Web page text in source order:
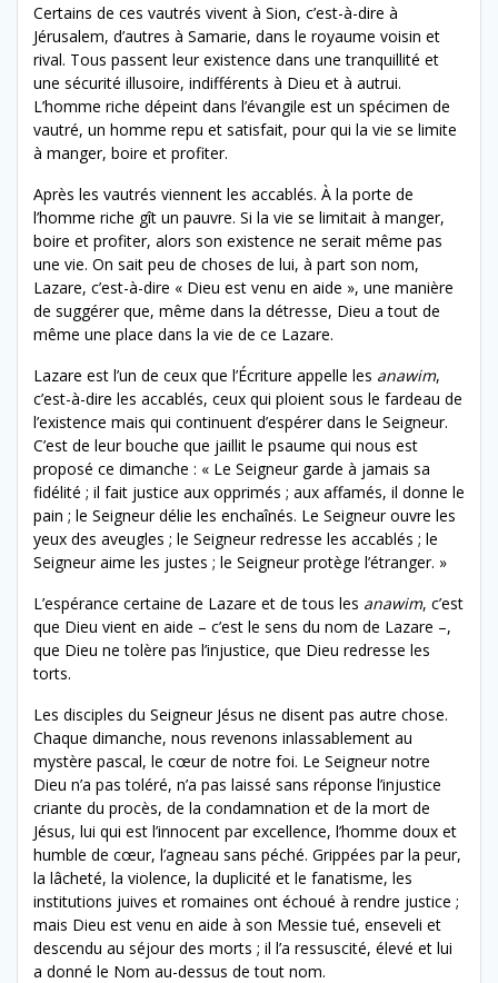
Certains de ces vautrés vivent à Sion, c’est-à-dire à
Jérusalem, d’autres à Samarie, dans le royaume voisin et
rival. Tous passent leur existence dans une tranquillité et
une sécurité illusoire, indifférents à Dieu et à autrui.
L’homme riche dépeint dans l’évangile est un spécimen de
vautré, un homme repu et satisfait, pour qui la vie se limite
à manger, boire et profiter.
Après les vautrés viennent les accablés. À la porte de
l’homme riche gît un pauvre. Si la vie se limitait à manger,
boire et profiter, alors son existence ne serait même pas
une vie. On sait peu de choses de lui, à part son nom,
Lazare, c’est-à-dire « Dieu est venu en aide », une manière
de suggérer que, même dans la détresse, Dieu a tout de
même une place dans la vie de ce Lazare.
Lazare est l’un de ceux que l’Écriture appelle les anawim,
c’est-à-dire les accablés, ceux qui ploient sous le fardeau de
l’existence mais qui continuent d’espérer dans le Seigneur.
C’est de leur bouche que jaillit le psaume qui nous est
proposé ce dimanche : « Le Seigneur garde à jamais sa
fidélité ; il fait justice aux opprimés ; aux affamés, il donne le
pain ; le Seigneur délie les enchaînés. Le Seigneur ouvre les
yeux des aveugles ; le Seigneur redresse les accablés ; le
Seigneur aime les justes ; le Seigneur protège l’étranger. »
L’espérance certaine de Lazare et de tous les anawim, c’est
que Dieu vient en aide – c’est le sens du nom de Lazare –,
que Dieu ne tolère pas l’injustice, que Dieu redresse les
torts.
Les disciples du Seigneur Jésus ne disent pas autre chose.
Chaque dimanche, nous revenons inlassablement au
mystère pascal, le cœur de notre foi. Le Seigneur notre
Dieu n’a pas toléré, n’a pas laissé sans réponse l’injustice
criante du procès, de la condamnation et de la mort de
Jésus, lui qui est l’innocent par excellence, l’homme doux et
humble de cœur, l’agneau sans péché. Grippées par la peur,
la lâcheté, la violence, la duplicité et le fanatisme, les
institutions juives et romaines ont échoué à rendre justice ;
mais Dieu est venu en aide à son Messie tué, enseveli et
descendu au séjour des morts ; il l’a ressuscité, élevé et lui
a donné le Nom au-dessus de tout nom.